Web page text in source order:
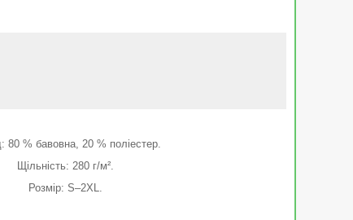
80 % бавовна, 20 % поліестер.
Щільність: 280 г/м².
Розмір: S–2XL.